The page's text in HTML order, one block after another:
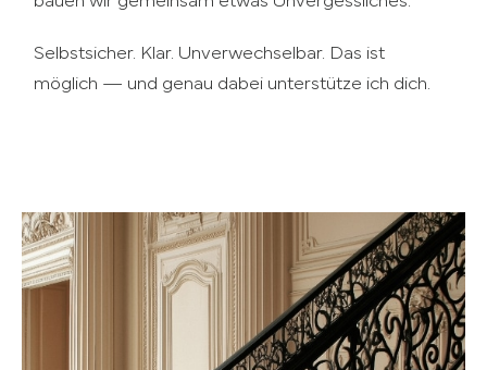
Selbstsicher. Klar. Unverwechselbar. Das ist
möglich — und genau dabei unterstütze ich dich.